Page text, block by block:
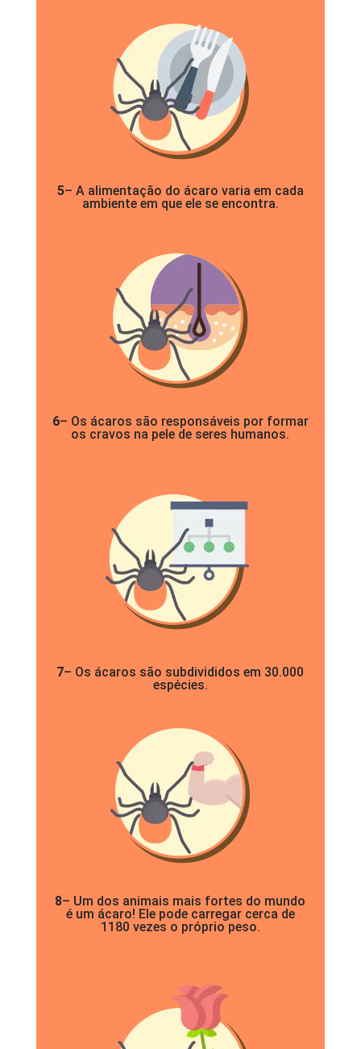
5– A alimentação do ácaro varia em cada
ambiente em que ele se encontra.
6– Os ácaros são responsáveis por formar
os cravos na pele de seres humanos.
7– Os ácaros são subdivididos em 30.000
espécies.
8– Um dos animais mais fortes do mundo
é um ácaro! Ele pode carregar cerca de
1180 vezes o próprio peso.